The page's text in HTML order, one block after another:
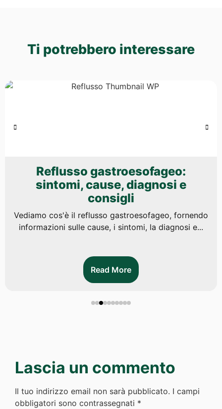
Ti potrebbero interessare
Reflusso gastroesofageo:
sintomi, cause, diagnosi e
consigli
Vediamo cos'è il reflusso gastroesofageo, fornendo
informazioni sulle cause, i sintomi, la diagnosi e...
Read More
Lascia un commento
Il tuo indirizzo email non sarà pubblicato. I campi
obbligatori sono contrassegnati *